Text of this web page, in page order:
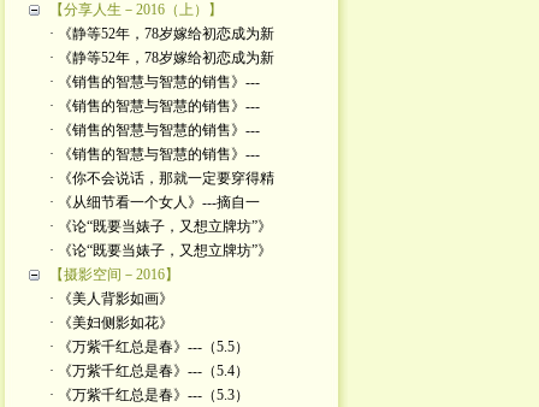
【分享人生－2016（上）】
· 《静等52年，78岁嫁给初恋成为新
· 《静等52年，78岁嫁给初恋成为新
· 《销售的智慧与智慧的销售》---
· 《销售的智慧与智慧的销售》---
· 《销售的智慧与智慧的销售》---
· 《销售的智慧与智慧的销售》---
· 《你不会说话，那就一定要穿得精
· 《从细节看一个女人》---摘自一
· 《论“既要当婊子，又想立牌坊”》
· 《论“既要当婊子，又想立牌坊”》
【摄影空间－2016】
· 《美人背影如画》
· 《美妇侧影如花》
· 《万紫千红总是春》---（5.5）
· 《万紫千红总是春》---（5.4）
· 《万紫千红总是春》---（5.3）